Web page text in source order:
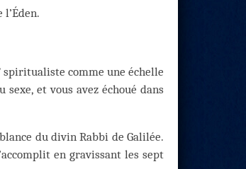
spiritualiste comme une échelle
et vous avez échoué dans
du divin Rabbi de Galilée.
en gravissant les sept